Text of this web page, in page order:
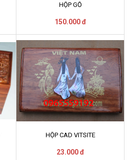
HỘP GỖ
150.000 đ
HỘP CAD VITSITE
23.000 đ